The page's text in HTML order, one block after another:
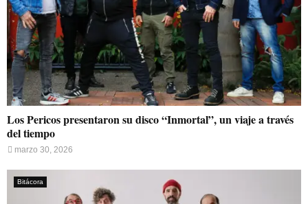
Los Pericos presentaron su disco “Inmortal”, un viaje a través
del tiempo
marzo 30, 2026
Bitácora